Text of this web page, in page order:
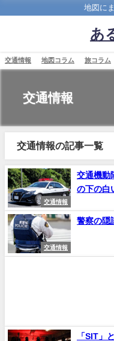
地図に
あ
交通情報 地図コラム 旅コラム
交通情報
交通情報の記事一覧
交通情報
交通機動
の下の白
交通情報
警察の隠
「SIT」